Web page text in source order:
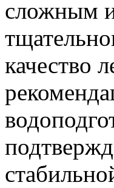
сложным
качество